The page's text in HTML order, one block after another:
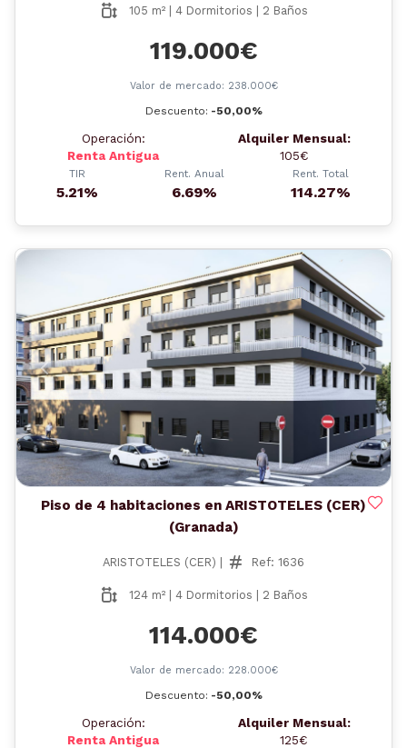
105 m² | 4 Dormitorios | 2 Baños
119.000€
Valor de mercado: 238.000€
Descuento: -50,00%
Operación:
Renta Antigua
Alquiler Mensual:
105€
TIR
5.21%
Rent. Anual
6.69%
Rent. Total
114.27%
Anterior
Piso de 4 habitaciones en ARISTOTELES (CER)
(Granada)
ARISTOTELES (CER) | Ref: 1636
124 m² | 4 Dormitorios | 2 Baños
114.000€
Valor de mercado: 228.000€
Descuento: -50,00%
Operación:
Renta Antigua
Alquiler Mensual:
125€